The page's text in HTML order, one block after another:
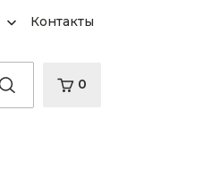
Контакты
0